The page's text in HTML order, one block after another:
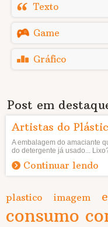
Texto
Game
Gráfico
Post em
Artistas do
A embalagem do amaciante
do detergente já usado...
Continuar lendo
plastico imagem
consumo